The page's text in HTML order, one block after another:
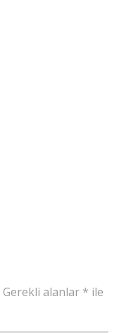
Gerekli alanlar * ile